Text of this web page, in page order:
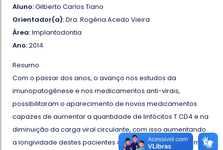
Aluno:Gilberto Carlos Tiano
Orientador(a):Dra. Rogéria Acedo Vieira
Área:Implantodontia
Ano:2014
Resumo
Com o passar dos anos, o avanço nos estudos da
imunopatogênese e nos medicamentos anti-virais,
possibilitaram o aparecimento de novos medicamentos
capazes de aumentar a quantidade de linfócitos T CD4 e na
diminuição da carga viral circulante, com isso aumentando
a longividade destes pacientes ocasionando um aumento